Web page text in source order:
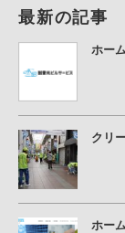
最新の記事
ホー
クリ
ホー